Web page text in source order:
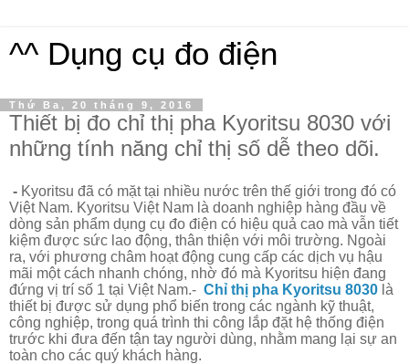
^^ Dụng cụ đo điện
Thứ Ba, 20 tháng 9, 2016
Thiết bị đo chỉ thị pha Kyoritsu 8030 với
những tính năng chỉ thị số dễ theo dõi.
- Kyoritsu đã có mặt tại nhiều nước trên thế giới trong đó có
Việt Nam. Kyoritsu Việt Nam là doanh nghiệp hàng đầu về
dòng sản phẩm dụng cụ đo điện có hiệu quả cao mà vẫn tiết
kiệm được sức lao động, thân thiện với môi trường. Ngoài
ra, với phương châm hoạt động cung cấp các dịch vụ hậu
mãi một cách nhanh chóng, nhờ đó mà Kyoritsu hiện đang
đứng vị trí số 1 tại Việt Nam.- Chỉ thị pha Kyoritsu 8030 là
thiết bị được sử dụng phổ biến trong các ngành kỹ thuật,
công nghiệp, trong quá trình thi công lắp đặt hệ thống điện
trước khi đưa đến tận tay người dùng, nhằm mang lại sự an
toàn cho các quý khách hàng.